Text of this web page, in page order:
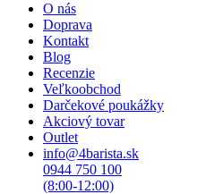
O nás
Doprava
Kontakt
Blog
Recenzie
Veľkoobchod
Darčekové poukážky
Akciový tovar
Outlet
info@4barista.sk
0944 750 100
(8:00-12:00)